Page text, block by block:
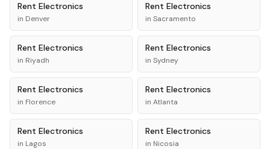
Rent Electronics
in Denver
Rent Electronics
in Sacramento
Rent Electronics
in Riyadh
Rent Electronics
in Sydney
Rent Electronics
in Florence
Rent Electronics
in Atlanta
Rent Electronics
in Lagos
Rent Electronics
in Nicosia